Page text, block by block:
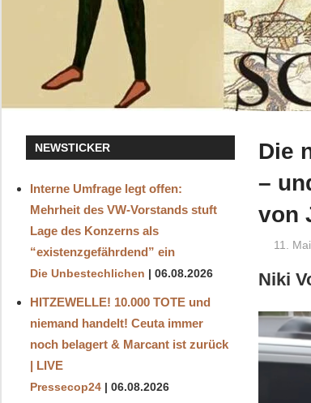
Die
–
von
11.
Niki
NEWSTICKER
Interne Umfrage legt offen:
Mehrheit des VW-Vorstands stuft
Lage des Konzerns als
“existenzgefährdend” ein
Die Unbestechlichen 06.08.2026
HITZEWELLE! 10.000 TOTE und
niemand handelt! Ceuta immer
noch belagert & Marcant ist zurück
| LIVE
Pressecop24 06.08.2026